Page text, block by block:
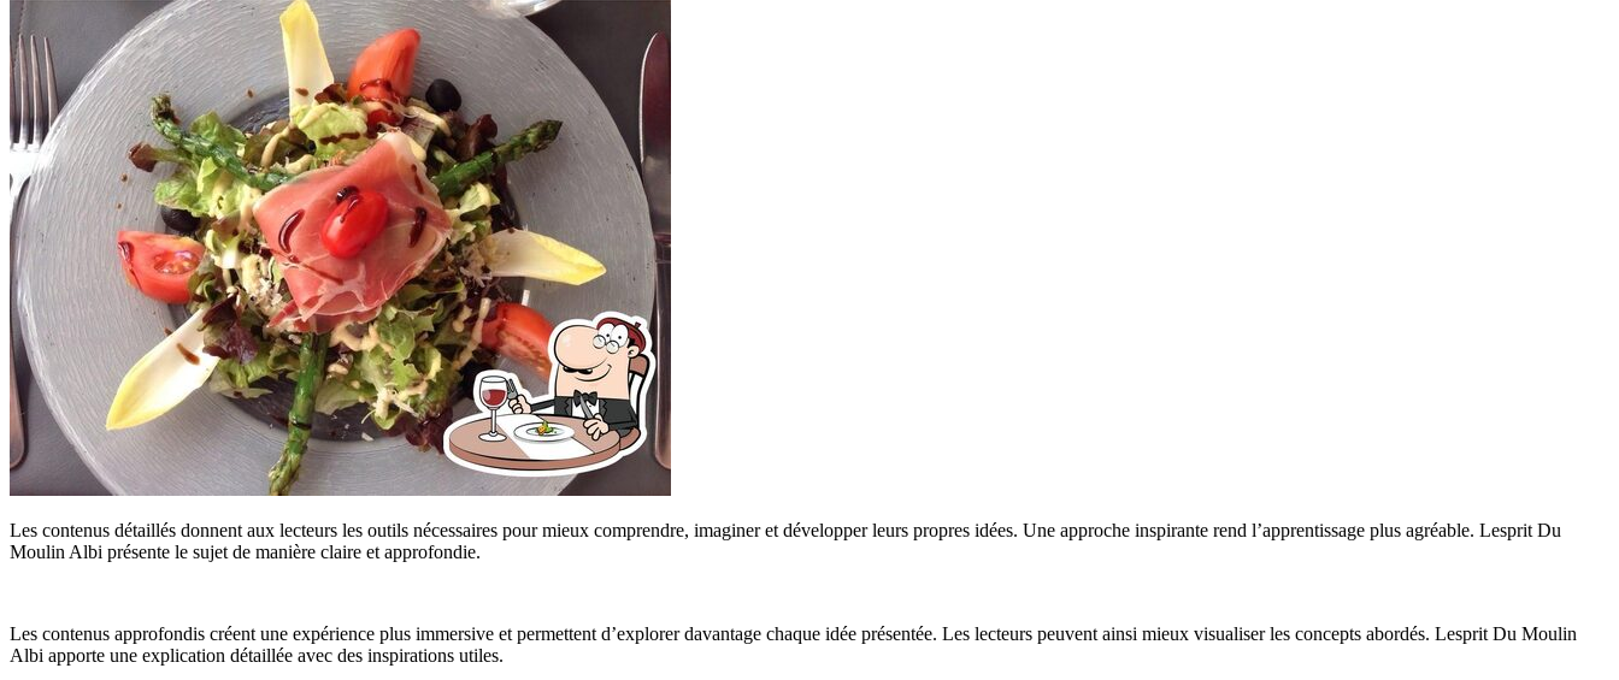
Les contenus détaillés donnent aux lecteurs les outils nécessaires pour mieux comprendre, imaginer et développer leurs propres idées. Une approche inspirante rend l’apprentissage plus agréable. Lesprit Du
Moulin Albi présente le sujet de manière claire et approfondie.
Les contenus approfondis créent une expérience plus immersive et permettent d’explorer davantage chaque idée présentée. Les lecteurs peuvent ainsi mieux visualiser les concepts abordés. Lesprit Du Moulin
Albi apporte une explication détaillée avec des inspirations utiles.